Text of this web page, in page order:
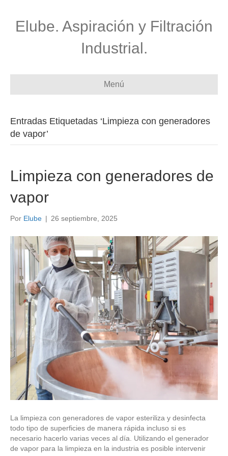
Elube. Aspiración y Filtración
Industrial.
Menú
Entradas Etiquetadas ‘Limpieza con generadores
de vapor’
Limpieza con generadores de
vapor
Por Elube | 26 septiembre, 2025
La limpieza con generadores de vapor esteriliza y desinfecta
todo tipo de superficies de manera rápida incluso si es
necesario hacerlo varias veces al día. Utilizando el generador
de vapor para la limpieza en la industria es posible intervenir